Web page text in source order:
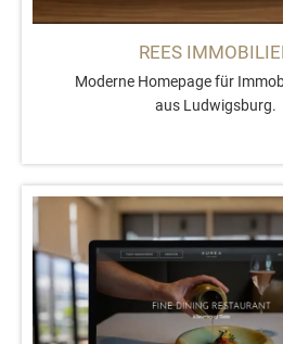
REES
Moderne Homepage für
aus Ludwigsburg.